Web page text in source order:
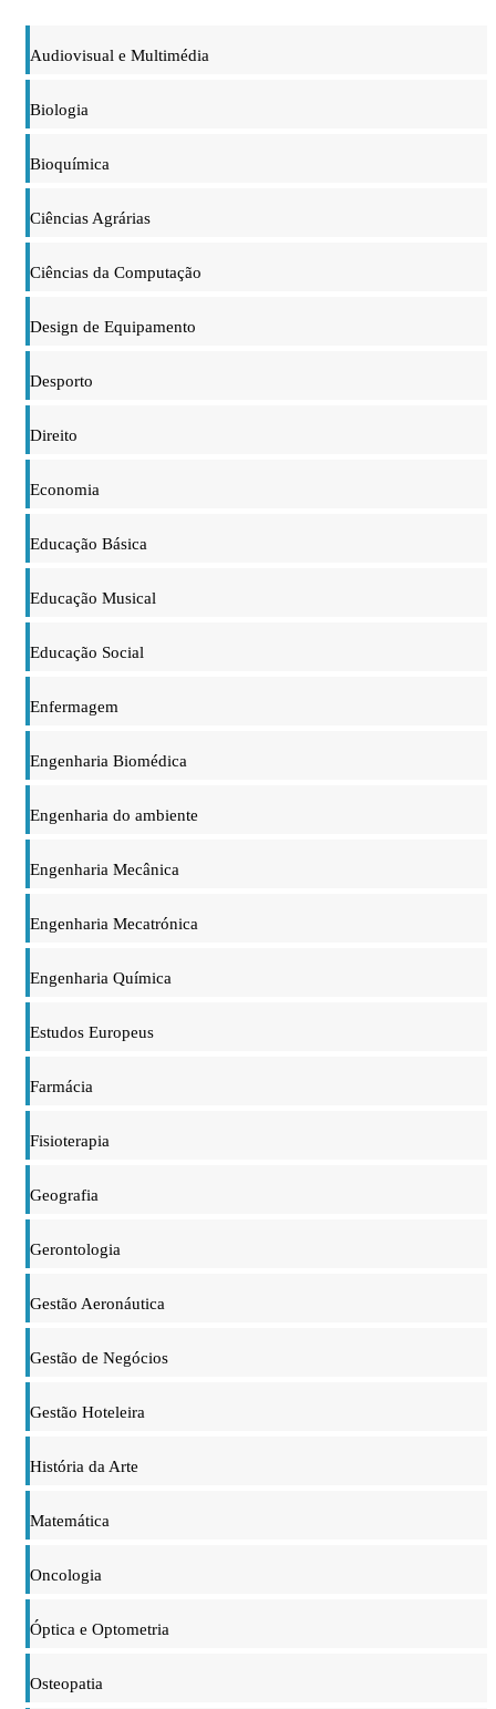
Audiovisual e Multimédia
Biologia
Bioquímica
Ciências Agrárias
Ciências da Computação
Design de Equipamento
Desporto
Direito
Economia
Educação Básica
Educação Musical
Educação Social
Enfermagem
Engenharia Biomédica
Engenharia do ambiente
Engenharia Mecânica
Engenharia Mecatrónica
Engenharia Química
Estudos Europeus
Farmácia
Fisioterapia
Geografia
Gerontologia
Gestão Aeronáutica
Gestão de Negócios
Gestão Hoteleira
História da Arte
Matemática
Oncologia
Óptica e Optometria
Osteopatia